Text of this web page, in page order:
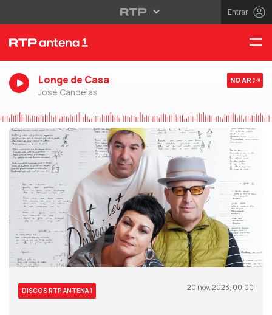
Entrar
Longe de Casa
José Candeias
NO AR
DISCOS RTP ANTENA 1 20 nov, 2023, 00:00